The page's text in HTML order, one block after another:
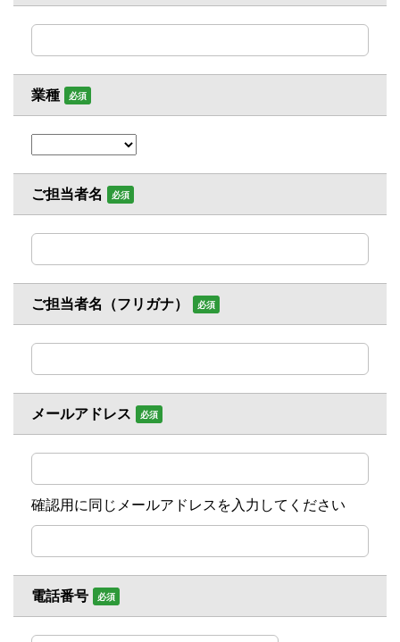
業種 必須
ご担当者名 必須
ご担当者名（フリガナ） 必須
メールアドレス 必須
確認用に同じメールアドレスを入力してください
電話番号 必須